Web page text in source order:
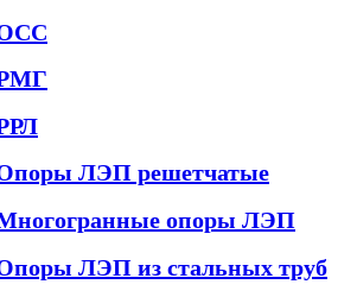
ЛЭП решетчатые
опоры ЛЭП
ЛЭП из стальных труб